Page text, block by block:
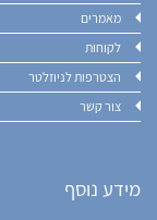
מאמרים
לקוחות
הצטרפות לניוזלטר
צור קשר
מידע נוסף